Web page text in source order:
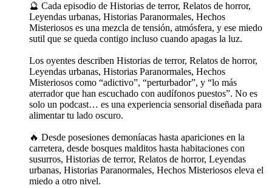
🔮 Cada episodio de Historias de terror, Relatos de horror,
Leyendas urbanas, Historias Paranormales, Hechos
Misteriosos es una mezcla de tensión, atmósfera, y ese miedo
sutil que se queda contigo incluso cuando apagas la luz.
Los oyentes describen Historias de terror, Relatos de horror,
Leyendas urbanas, Historias Paranormales, Hechos
Misteriosos como “adictivo”, “perturbador”, y “lo más
aterrador que han escuchado con audífonos puestos”. No es
solo un podcast… es una experiencia sensorial diseñada para
alimentar tu lado oscuro.
🔥 Desde posesiones demoníacas hasta apariciones en la
carretera, desde bosques malditos hasta habitaciones con
susurros, Historias de terror, Relatos de horror, Leyendas
urbanas, Historias Paranormales, Hechos Misteriosos eleva el
miedo a otro nivel.